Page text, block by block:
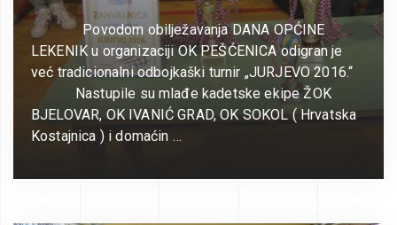
Povodom obilježavanja DANA OPĆINE
LEKENIK u organizaciji OK PEŠĆENICA odigran je
već tradicionalni odbojkaški turnir „JURJEVO 2016.“
Nastupile su mlađe kadetske ekipe ŽOK
BJELOVAR, OK IVANIĆ GRAD, OK SOKOL ( Hrvatska
Kostajnica ) i domaćin …